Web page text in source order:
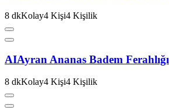
8 dkKolay4 Kişi4 Kişilik
AIAyran Ananas Badem Ferahlığı
8 dkKolay4 Kişi4 Kişilik